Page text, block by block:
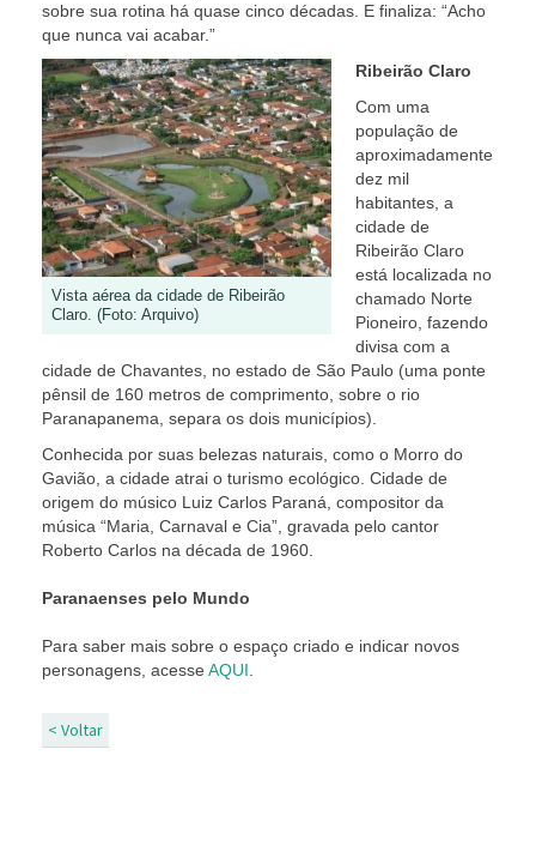
sobre sua rotina há quase cinco décadas. E finaliza: “Acho
que nunca vai acabar.”
Vista aérea da cidade de Ribeirão
Claro. (Foto: Arquivo)
Ribeirão Claro
Com uma
população de
aproximadamente
dez mil
habitantes, a
cidade de
Ribeirão Claro
está localizada no
chamado Norte
Pioneiro, fazendo
divisa com a
cidade de Chavantes, no estado de São Paulo (uma ponte
pênsil de 160 metros de comprimento, sobre o rio
Paranapanema, separa os dois municípios).
Conhecida por suas belezas naturais, como o Morro do
Gavião, a cidade atrai o turismo ecológico. Cidade de
origem do músico Luiz Carlos Paraná, compositor da
música “Maria, Carnaval e Cia”, gravada pelo cantor
Roberto Carlos na década de 1960.
Paranaenses pelo Mundo
Para saber mais sobre o espaço criado e indicar novos
personagens, acesse AQUI
< Voltar